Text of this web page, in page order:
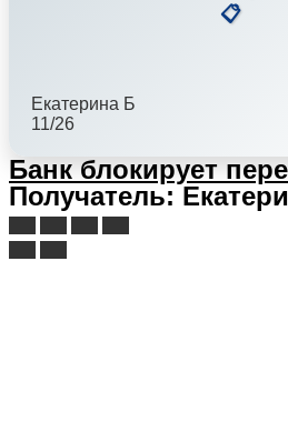
📋
Екатерина Б
11/26
Банк блокирует
Получатель: